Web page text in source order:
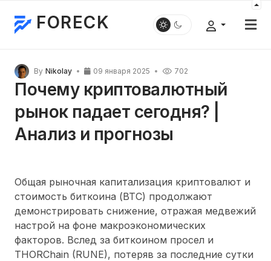
FORECK
By Nikolay 09 января 2025 702
Почему криптовалютный
рынок падает сегодня? |
Анализ и прогнозы
Общая рыночная капитализация криптовалют и
стоимость биткоина (BTC) продолжают
демонстрировать снижение, отражая медвежий
настрой на фоне макроэкономических
факторов. Вслед за биткоином просел и
THORChain (RUNE), потеряв за последние сутки